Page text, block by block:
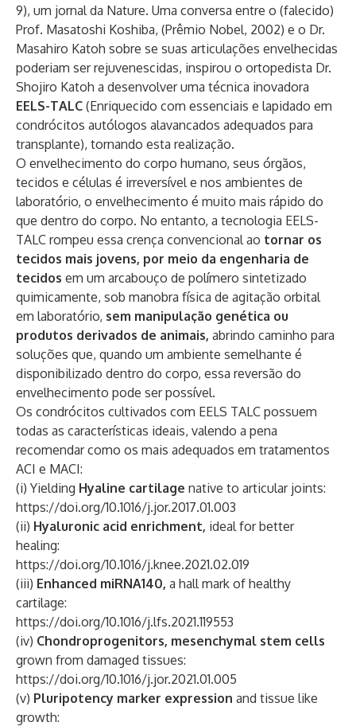
9), um jornal da Nature. Uma conversa entre o (falecido)
Prof. Masatoshi Koshiba, (Prêmio Nobel, 2002) e o Dr.
Masahiro Katoh sobre se suas articulações envelhecidas
poderiam ser rejuvenescidas, inspirou o ortopedista Dr.
Shojiro Katoh a desenvolver uma técnica inovadora
EELS-TALC (Enriquecido com essenciais e lapidado em
condrócitos autólogos alavancados adequados para
transplante), tornando esta realização.
O envelhecimento do corpo humano, seus órgãos,
tecidos e células é irreversível e nos ambientes de
laboratório, o envelhecimento é muito mais rápido do
que dentro do corpo. No entanto, a tecnologia EELS-
TALC rompeu essa crença convencional ao tornar os
tecidos mais jovens, por meio da engenharia de
tecidos em um arcabouço de polímero sintetizado
quimicamente, sob manobra física de agitação orbital
em laboratório, sem manipulação genética ou
produtos derivados de animais, abrindo caminho para
soluções que, quando um ambiente semelhante é
disponibilizado dentro do corpo, essa reversão do
envelhecimento pode ser possível.
Os condrócitos cultivados com EELS TALC possuem
todas as características ideais, valendo a pena
recomendar como os mais adequados em tratamentos
ACI e MACI:
(i) Yielding Hyaline cartilage native to articular joints:
https://doi.org/10.1016/j.jor.2017.01.003
(ii) Hyaluronic acid enrichment, ideal for better
healing:
https://doi.org/10.1016/j.knee.2021.02.019
(iii) Enhanced miRNA140, a hall mark of healthy
cartilage:
https://doi.org/10.1016/j.lfs.2021.119553
(iv) Chondroprogenitors, mesenchymal stem cells
grown from damaged tissues:
https://doi.org/10.1016/j.jor.2021.01.005
(v) Pluripotency marker expression and tissue like
growth: